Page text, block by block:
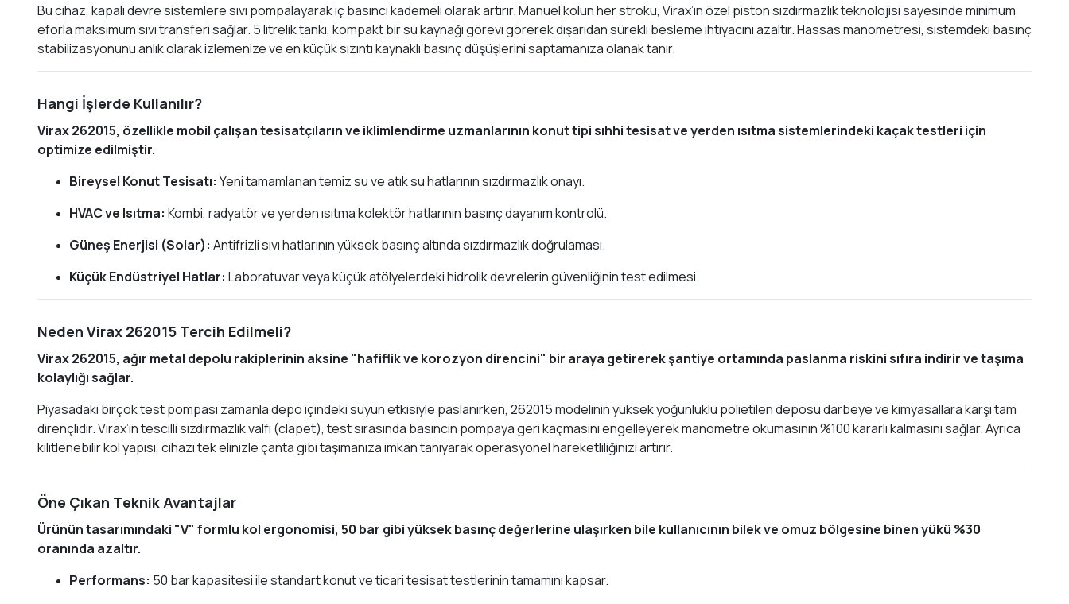
Bu cihaz, kapalı devre sistemlere sıvı pompalayarak iç basıncı kademeli olarak artırır. Manuel kolun her stroku, Virax’ın özel piston sızdırmazlık teknolojisi sayesinde minimum
eforla maksimum sıvı transferi sağlar. 5 litrelik tankı, kompakt bir su kaynağı görevi görerek dışarıdan sürekli besleme ihtiyacını azaltır. Hassas manometresi, sistemdeki basınç
stabilizasyonunu anlık olarak izlemenize ve en küçük sızıntı kaynaklı basınç düşüşlerini saptamanıza olanak tanır.
Hangi İşlerde Kullanılır?
Virax 262015, özellikle mobil çalışan tesisatçıların ve iklimlendirme uzmanlarının konut tipi sıhhi tesisat ve yerden ısıtma sistemlerindeki kaçak testleri için
optimize edilmiştir.
Bireysel Konut Tesisatı: Yeni tamamlanan temiz su ve atık su hatlarının sızdırmazlık onayı.
HVAC ve Isıtma: Kombi, radyatör ve yerden ısıtma kolektör hatlarının basınç dayanım kontrolü.
Güneş Enerjisi (Solar): Antifrizli sıvı hatlarının yüksek basınç altında sızdırmazlık doğrulaması.
Küçük Endüstriyel Hatlar: Laboratuvar veya küçük atölyelerdeki hidrolik devrelerin güvenliğinin test edilmesi.
Neden Virax 262015 Tercih Edilmeli?
Virax 262015, ağır metal depolu rakiplerinin aksine "hafiflik ve korozyon direncini" bir araya getirerek şantiye ortamında paslanma riskini sıfıra indirir ve taşıma
kolaylığı sağlar.
Piyasadaki birçok test pompası zamanla depo içindeki suyun etkisiyle paslanırken, 262015 modelinin yüksek yoğunluklu polietilen deposu darbeye ve kimyasallara karşı tam
dirençlidir. Virax’ın tescilli sızdırmazlık valfi (clapet), test sırasında basıncın pompaya geri kaçmasını engelleyerek manometre okumasının %100 kararlı kalmasını sağlar. Ayrıca
kilitlenebilir kol yapısı, cihazı tek elinizle çanta gibi taşımanıza imkan tanıyarak operasyonel hareketliliğinizi artırır.
Öne Çıkan Teknik Avantajlar
Ürünün tasarımındaki "V" formlu kol ergonomisi, 50 bar gibi yüksek basınç değerlerine ulaşırken bile kullanıcının bilek ve omuz bölgesine binen yükü %30
oranında azaltır.
Performans: 50 bar kapasitesi ile standart konut ve ticari tesisat testlerinin tamamını kapsar.